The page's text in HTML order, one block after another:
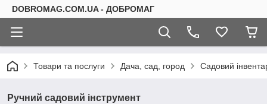
DOBROMAG.COM.UA - ДОБРОМАГ
Товари та послуги Дача, сад, город Садовий
Ручний садовий інструмент